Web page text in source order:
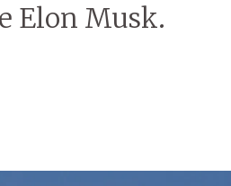
Elon Musk.